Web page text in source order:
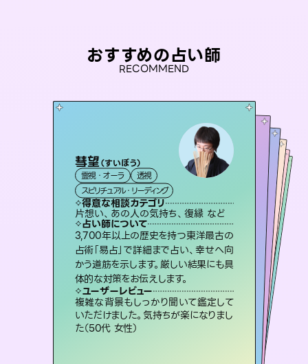
おすすめの占い師
RECOMMEND
彗望（すいぼう）
霊視・オーラ
透視
スピリチュアル・リーディング
得意な相談カテゴリ
片想い、あの人の気持ち、復縁 など
占い師について
3,700年以上の歴史を持つ東洋最古の
占術「易占」で詳細まで占い、幸せへ向
かう道筋を示します。厳しい結果にも具
体的な対策をお伝えします。
ユーザーレビュー
複雑な背景もしっかり聞いて鑑定して
いただけました。気持ちが楽になりまし
た（50代 女性）
アイリス -iris-
西洋占星術 タロット
ルーン
得意な相談カテゴリ
恋愛総合、片想い、二人の未来 など
占い師について
復縁、恋愛、不倫の行方、同性愛や片
思い、仕事関係や借金問題まで知りた
いことや心の負担になっていることを
紐解き、背中をそっと押して導きます。
ユーザーレビュー
安心感のあり、言い切ってくれる所や濁
さない鑑定のおかげで、毎回自分の気
持ちを整えられます（30代 男性）
未来視師＊花
霊視・オーラ
スピリチュアル・リーディング
得意な相談カテゴリ
出逢い、片想い、復縁 など
占い師について
未来には何パターンもの選択肢があり
ます。不安で視えにくくなっているあな
たの素敵な未来を見つけ、その未来を
選択できるようアドバイスします。
ユーザーレビュー
職場の人の性質や人間関係、本心など
本当によく視えていてびっくり。対策が
打てて前向きになれます（40代）
おう 霊感オラクル
霊視・オーラ
オラクルカード
得意な相談カテゴリ
恋愛総合、あの人の気持ち など
占い師について
霊視×オラクルカードを使って「今」と「未来」そして「気になるあの人の気持ち」まで丁寧に読み解き、恋や人生のヒントを優しく引き出します。
ユーザーレビュー
不安な気持ちが嘘みたいに晴れまし
た…！よく視えていらっしゃるんだなと
感じました（40代 女性）
桃源珠羽
霊視・オーラ
スピリチュアル・リーディング
得意な相談カテゴリ
片想い、あの人の気持ち、復縁 など
占い師について
恋愛のお悩みの中でも特に「曖昧な関
係」の相談を得意としており、友達以上
恋人未満なお相手との今後や本音を丁
寧に読み解き恋愛成就へと導きます。
ユーザーレビュー
鑑定していただいてアドバイス通りに行
動すると仲が復活してきました。ありが
とうございました（40代 女性）
セラピスト理恵
霊視・オーラ タロット
スピリチュアル・リーディング
得意な相談カテゴリ
片想い、二人の未来、年の差 など
占い師について
連絡再開、復縁、成就などの報告実績
多数。セラピストとして2万超の施術経
験があるからこそできる鑑定で、より良
い未来をサポートします。
ユーザーレビュー
とても心温まる鑑定でした。しかもこち
らは何も言っていないのに視えていらっ
しゃるんだなと驚きです（30代女性）